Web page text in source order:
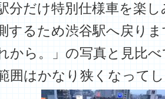
分だけ特別仕様車を楽
するため渋谷駅へ戻り
から。」の写真と見比
囲はかなり狭くなって